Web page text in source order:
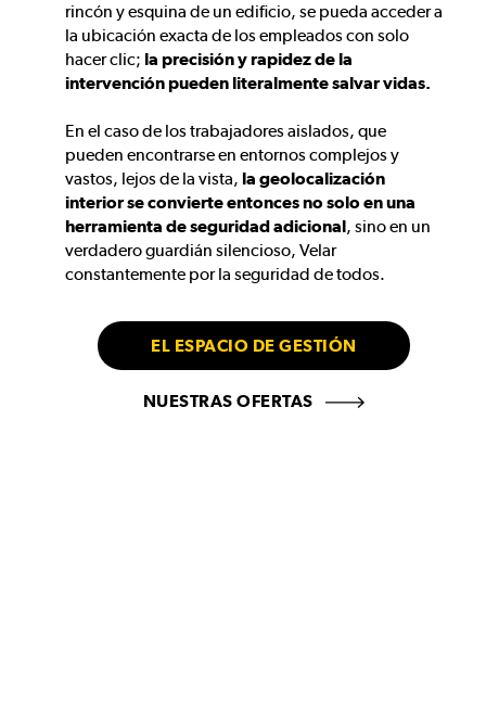
rincón y esquina de un edificio, se pueda acceder a
la ubicación exacta de los empleados con solo
hacer clic; la precisión y rapidez de la
intervención pueden literalmente salvar vidas.
En el caso de los trabajadores aislados, que
pueden encontrarse en entornos complejos y
vastos, lejos de la vista, la geolocalización
interior se convierte entonces no solo en una
herramienta de seguridad adicional, sino en un
verdadero guardián silencioso, Velar
constantemente por la seguridad de todos.
EL ESPACIO DE GESTIÓN
NUESTRAS OFERTAS